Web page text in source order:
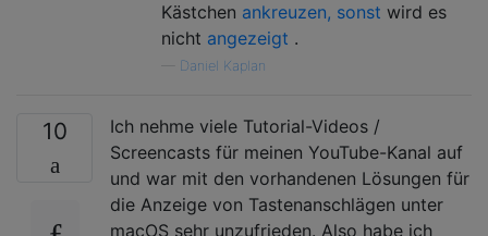
Kästchen ankreuzen, sonst wird es
nicht angezeigt .
Daniel Kaplan
10
Ich nehme viele Tutorial-Videos /
Screencasts für meinen YouTube-Kanal auf
und war mit den vorhandenen Lösungen für
die Anzeige von Tastenanschlägen unter
macOS sehr unzufrieden. Also habe ich